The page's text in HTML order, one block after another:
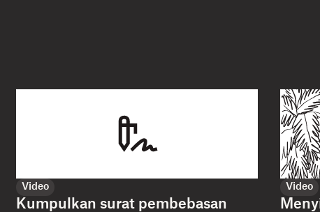
Video
Kumpulkan surat pembebasan
Video